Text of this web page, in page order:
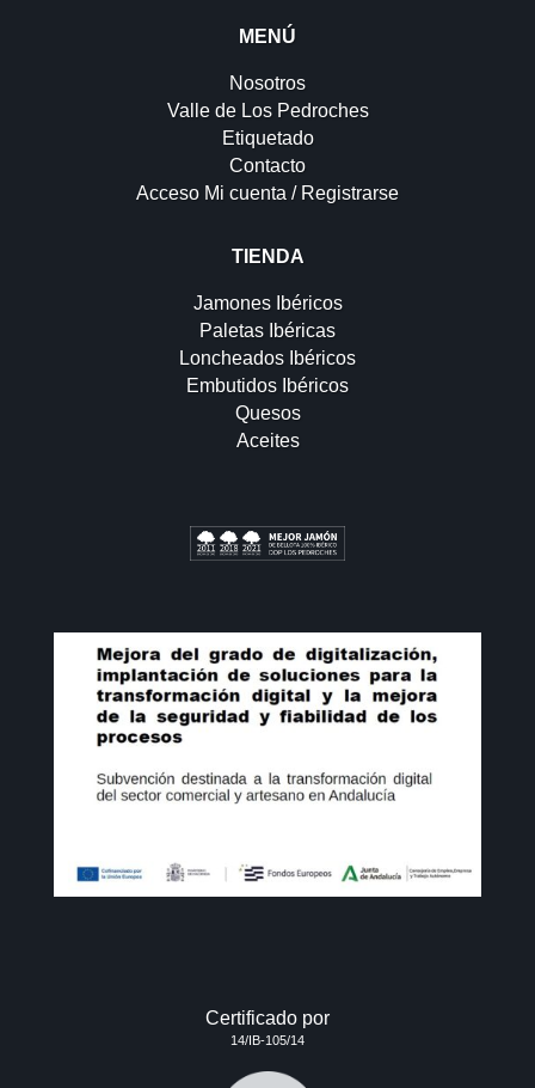
MENÚ
Nosotros
Valle de Los Pedroches
Etiquetado
Contacto
Acceso Mi cuenta / Registrarse
TIENDA
Jamones Ibéricos
Paletas Ibéricas
Loncheados Ibéricos
Embutidos Ibéricos
Quesos
Aceites
Certificado por
14/IB-105/14